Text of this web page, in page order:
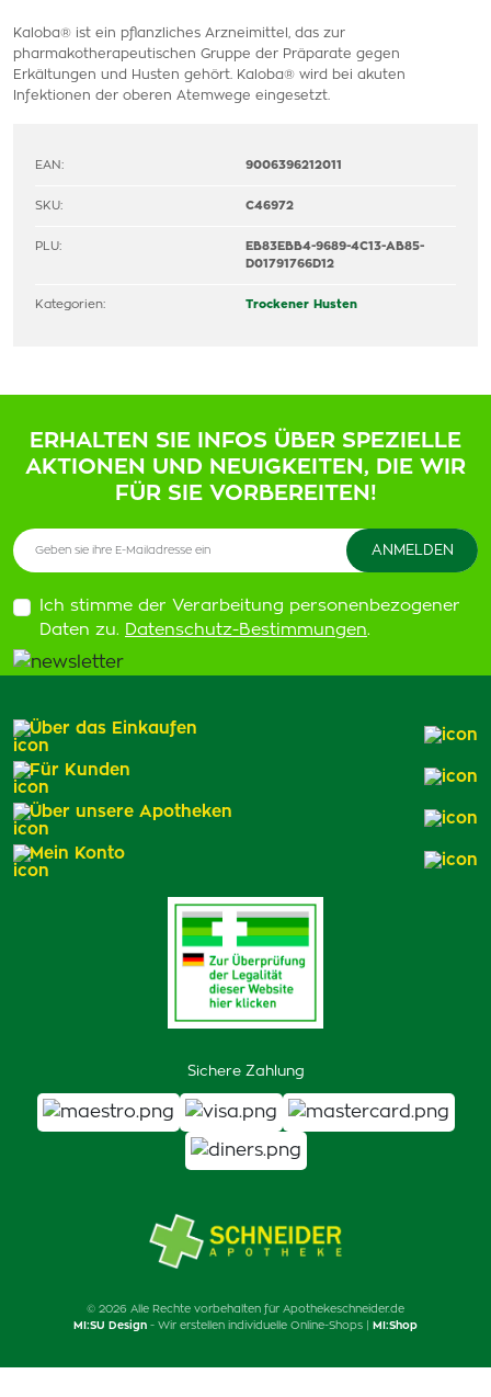
Kaloba® ist ein pflanzliches Arzneimittel, das zur
pharmakotherapeutischen Gruppe der Präparate gegen
Erkältungen und Husten gehört. Kaloba® wird bei akuten
Infektionen der oberen Atemwege eingesetzt.
EAN: 9006396212011
SKU: C46972
PLU:
EB83EBB4-9689-4C13-AB85-
D01791766D12
Kategorien: Trockener Husten
ERHALTEN SIE INFOS ÜBER SPEZIELLE
AKTIONEN UND NEUIGKEITEN, DIE WIR
FÜR SIE VORBEREITEN!
Ich stimme der Verarbeitung personenbezogener
Daten zu. Datenschutz-Bestimmungen.
Sichere Zahlung
Über das Einkaufen
Für Kunden
Über unsere Apotheken
Mein Konto
© 2026 Alle Rechte vorbehalten für Apothekeschneider.de
MI:SU Design - Wir erstellen individuelle Online-Shops | MI:Shop